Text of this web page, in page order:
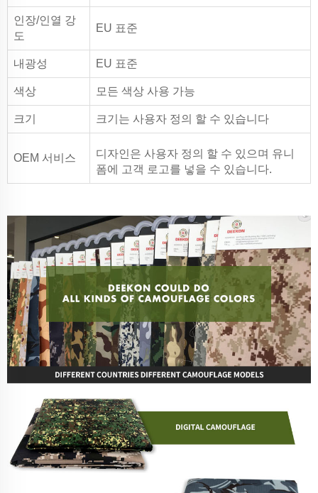
인장/인열 강
도
EU 표준
내광성 EU 표준
색상 모든 색상 사용 가능
크기 크기는 사용자 정의 할 수 있습니다
OEM 서비스
디자인은 사용자 정의 할 수 있으며 유니
폼에 고객 로고를 넣을 수 있습니다.